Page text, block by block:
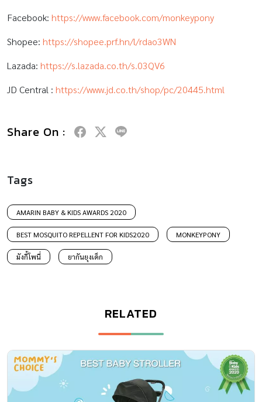
Facebook: https://www.facebook.com/monkeypony
Shopee: https://shopee.prf.hn/l/rdao3WN
Lazada: https://s.lazada.co.th/s.03QV6
JD Central : https://www.jd.co.th/shop/pc/20445.html
Share On :
Tags
AMARIN BABY & KIDS AWARDS 2020
BEST MOSQUITO REPELLENT FOR KIDS2020 MONKEYPONY
มังกี้โพนี่ ยากันยุงเด็ก
RELATED